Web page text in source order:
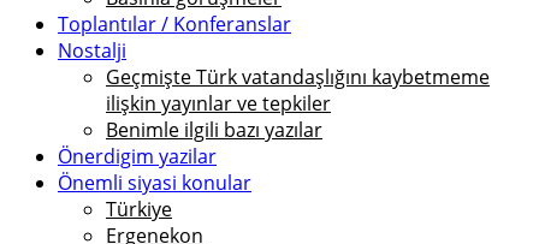
Toplantılar / Konferanslar
Nostalji
Geçmişte Türk vatandaşlığını kaybetmeme
ilişkin yayınlar ve tepkiler
Benimle ilgili bazı yazılar
Önerdigim yazilar
Önemli siyasi konular
Türkiye
Ergenekon